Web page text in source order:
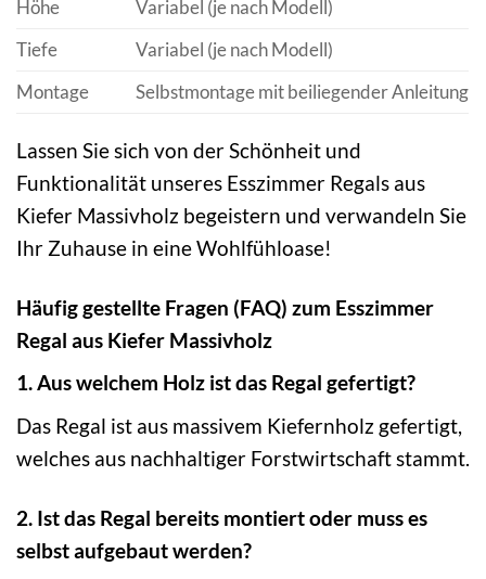
Höhe
Variabel (je nach Modell)
Tiefe
Variabel (je nach Modell)
Montage
Selbstmontage mit beiliegender Anleitung
Lassen Sie sich von der Schönheit und
Funktionalität unseres Esszimmer Regals aus
Kiefer Massivholz begeistern und verwandeln Sie
Ihr Zuhause in eine Wohlfühloase!
Häufig gestellte Fragen (FAQ) zum Esszimmer
Regal aus Kiefer Massivholz
1. Aus welchem Holz ist das Regal gefertigt?
Das Regal ist aus massivem Kiefernholz gefertigt,
welches aus nachhaltiger Forstwirtschaft stammt.
2. Ist das Regal bereits montiert oder muss es
selbst aufgebaut werden?